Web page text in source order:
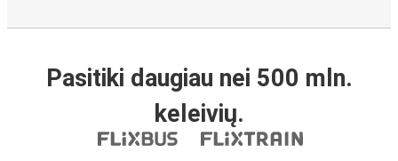
Pasitiki daugiau nei 500 mln.
keleivių.